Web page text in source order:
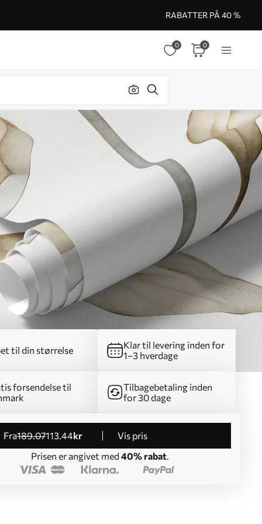
RABATTER PÅ 40 %
0 0
til din størrelse
Klar til levering inden for
1–3 hverdage
forsendelse til
Tilbagebetaling inden
for 30 dage
fra189.07113.44kr
Vis pris
Prisen er angivet med 40% rabat.